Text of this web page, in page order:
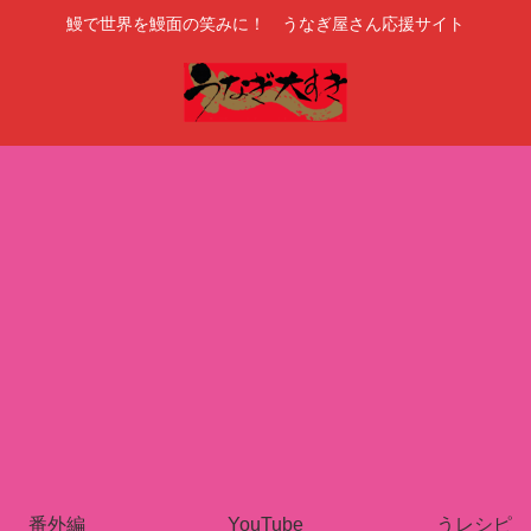
鰻で世界を鰻面の笑みに！ うなぎ屋さん応援サイト
番外編 YouTube うレシピ